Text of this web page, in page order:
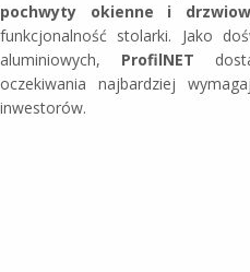
pochwyty okienne i
funkcjonalność stolarki. Jako
aluminiowych, ProfilNET
oczekiwania najbardziej
inwestorów.